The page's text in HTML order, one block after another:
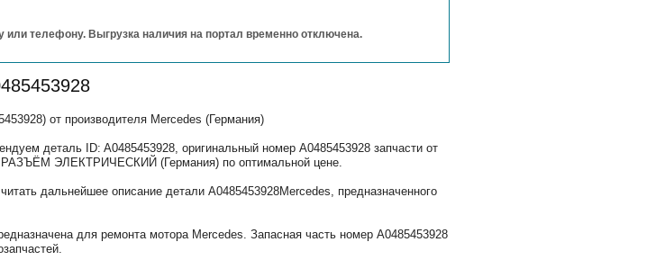
или телефону. Выгрузка наличия на портал временно отключена.
от производителя Mercedes (Германия)
деталь ID: A0485453928, оригинальный номер A0485453928 запчасти от
РАЗЪЁМ ЭЛЕКТРИЧЕСКИЙ (Германия) по оптимальной цене.
дальнейшее описание детали A0485453928Mercedes, предназначенного
для ремонта мотора Mercedes. Запасная часть номер A0485453928